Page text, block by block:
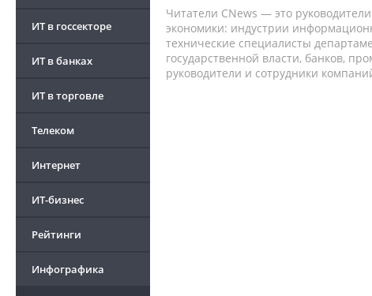
ИТ в госсекторе
ИТ в банках
ИТ в торговле
Телеком
Интернет
ИТ-бизнес
Рейтинги
Инфографика
Читатели CNews — это
экономики: индустрии
технические специалисты
государственной власти, банков,
руководители и сотрудники